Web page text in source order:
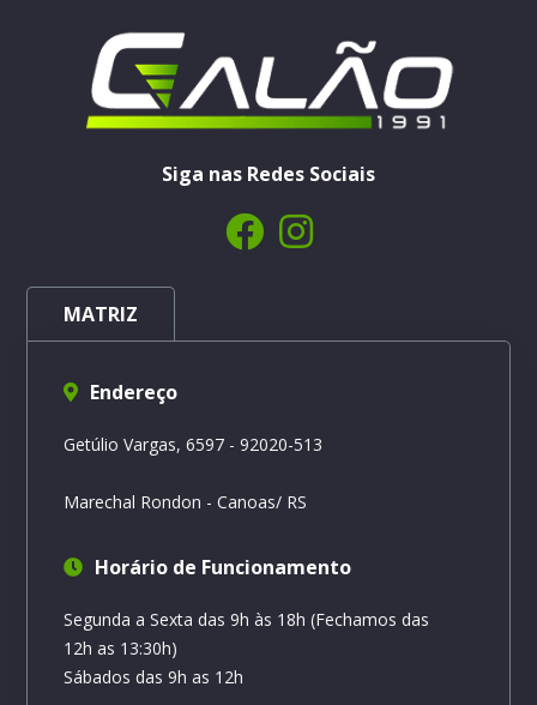
Siga nas Redes Sociais
MATRIZ
Endereço
Getúlio Vargas, 6597 - 92020-513
Marechal Rondon - Canoas/ RS
Horário de Funcionamento
Segunda a Sexta das 9h às 18h (Fechamos das
12h as 13:30h)
Sábados das 9h as 12h